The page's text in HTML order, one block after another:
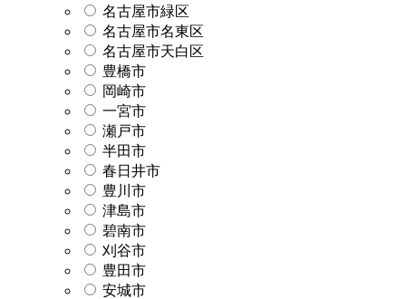
名古屋市緑区
名古屋市名東区
名古屋市天白区
豊橋市
岡崎市
一宮市
瀬戸市
半田市
春日井市
豊川市
津島市
碧南市
刈谷市
豊田市
安城市